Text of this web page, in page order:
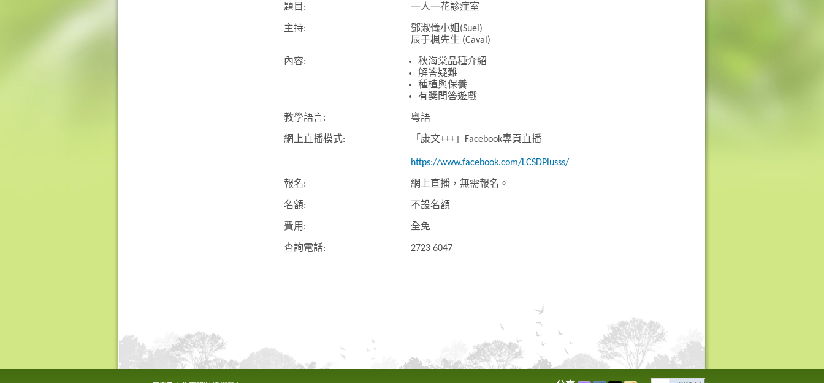
題目: 一人一花診症室
主持:
鄧淑儀小姐(Suei)
辰于楓先生 (Caval)
內容:
秋海棠品種介紹
解答疑難
種植與保養
有獎問答遊戲
教學語言: 粵語
網上直播模式: 「康文+++」Facebook專頁直播
https://www.facebook.com/LCSDPlusss/
報名: 網上直播，無需報名。
名額: 不設名額
費用: 全免
查詢電話: 2723 6047